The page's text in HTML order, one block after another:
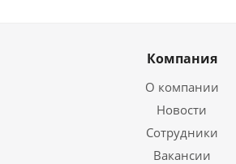
Компания
О компании
Новости
Сотрудники
Вакансии